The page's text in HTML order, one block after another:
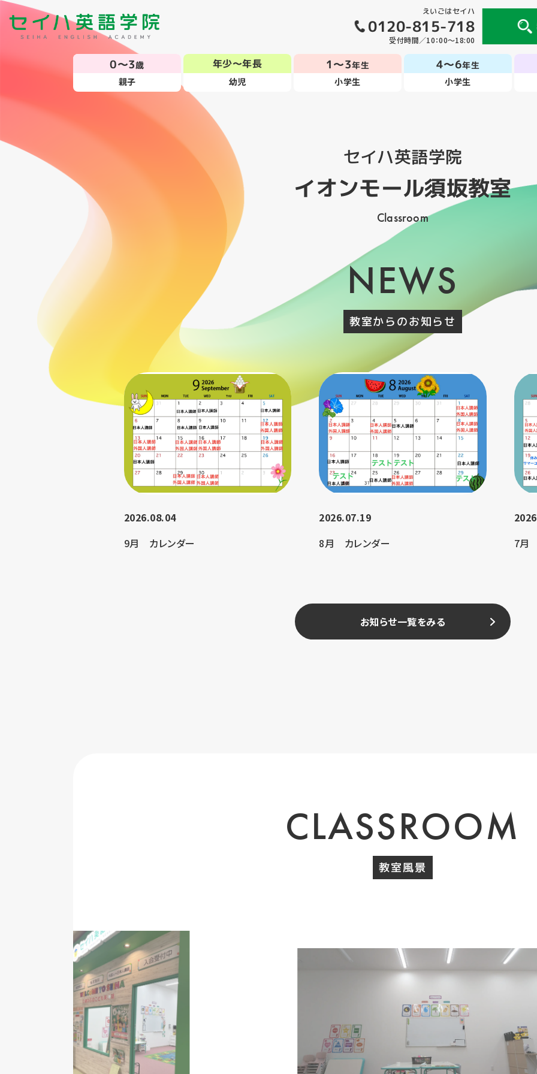
えいごはセイハ
0120-815-718
受付時間／10：00～18:00
0～3歳
親子
年少～年長
幼児
1～3年生
小学生
4～6年生
小学生
セイハ英語学院
イオンモール須坂教室
Classroom
NEWS
教室からのお知らせ
2026.08.04
9月 カレンダー
2026.07.19
8月 カレンダー
7月
お知らせ一覧をみる
CLASSROOM
教室風景